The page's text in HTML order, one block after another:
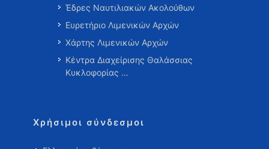
Έδρες Ναυτιλιακών Ακολούθων
Ευρετήριο Λιμενικών Αρχών
Χάρτης Λιμενικών Αρχών
Κέντρα Διαχείρισης Θαλάσσιας
Κυκλοφορίας …
Χρήσιμοι σύνδεσμοι